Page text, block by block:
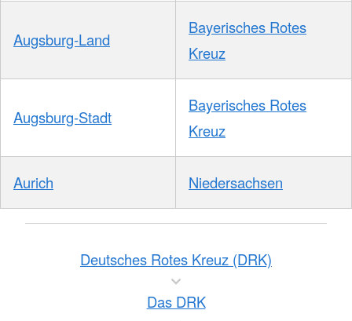
Augsburg-Land
Bayerisches Rotes
Kreuz
Augsburg-Stadt
Bayerisches Rotes
Kreuz
Aurich Niedersachsen
Deutsches Rotes Kreuz (DRK)
Das DRK